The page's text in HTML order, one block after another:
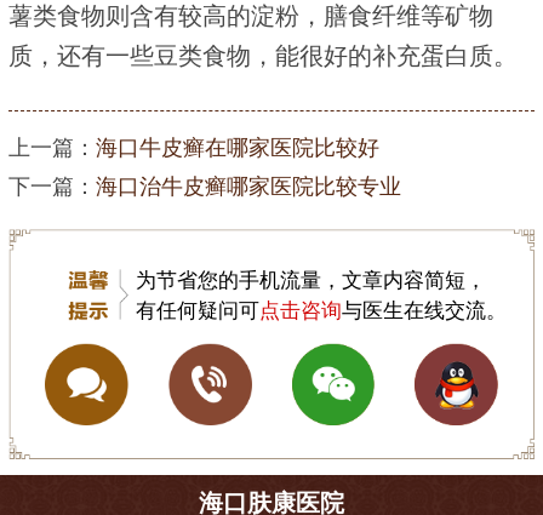
薯类食物则含有较高的淀粉，膳食纤维等矿物
质，还有一些豆类食物，能很好的补充蛋白质。
上一篇： 海口牛皮癣在哪家医院比较好
下一篇： 海口治牛皮癣哪家医院比较专业
为节省您的手机流量，文章内容简短，
有任何疑问可点击咨询与医生在线交流。
海口肤康医院